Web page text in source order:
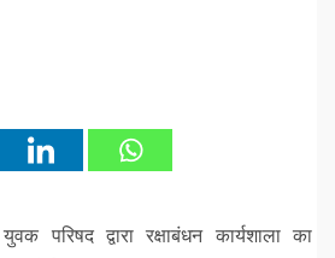
परिषद द्वारा रक्षाबंधन कार्यशाला का